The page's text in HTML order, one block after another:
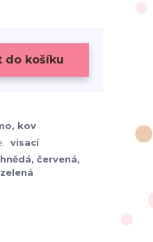
do košíku
kov
visací
hnědá, červená,
zelená